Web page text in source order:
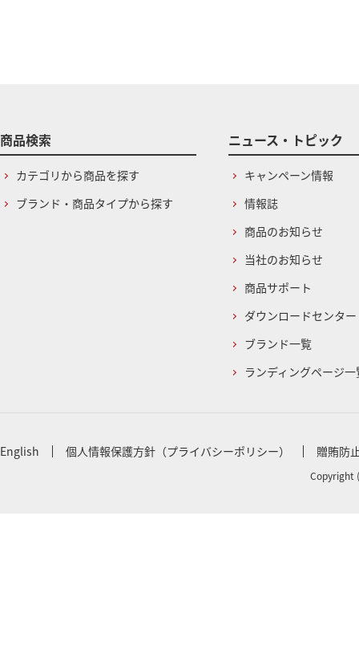
商品検索
カテゴリから商品を探す
ブランド・商品タイプから探す
ニュース・トピック
キャンペーン情報
情報誌
商品のお知らせ
当社のお知らせ
商品サポート
ダウンロードセンター
ブランド一覧
ランディングページ一
English 個人情報保護方針（プライバシーポリシー） 贈賄防
Copyright